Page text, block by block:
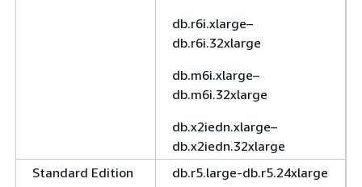
db.r6i.xlarge–
db.r6i.32xlarge
db.m6i.xlarge–
db.m6i.32xlarge
db.x2iedn.xlarge–
db.x2iedn.32xlarge
Standard Edition
db.r5.large-db.r5.24xlarge